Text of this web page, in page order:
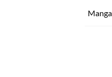
Manga